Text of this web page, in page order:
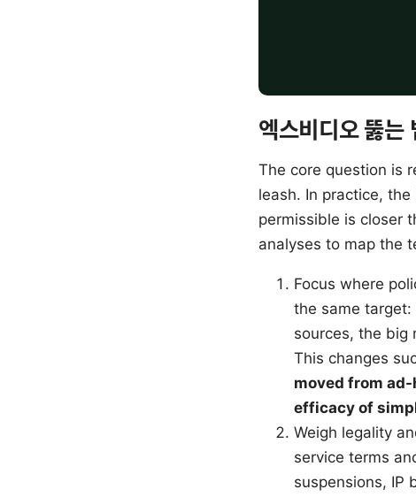
엑스비디오 뚫는
The core question is
leash. In practice,
permissible is closer
analyses to map the
Focus where
the same
sources, the big
This changes
moved from
efficacy of
Weigh legality
service terms
suspensions, IP